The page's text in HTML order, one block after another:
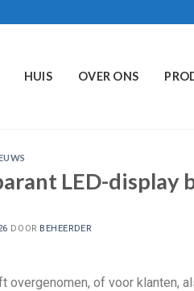
HUIS OVER ONS
LED-display
DOOR BEHEERDER
of voor klanten,